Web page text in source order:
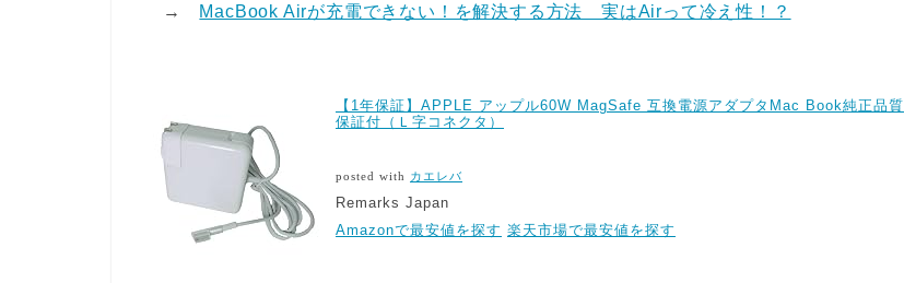
→ MacBook Airが充電できない！を解決する方法 実はAirって冷え性！？
【1年保証】APPLE アップル60W MagSafe 互換電源アダプタMac Book純正品質
保証付（Ｌ字コネクタ）
posted with カエレバ
Remarks Japan
Amazonで最安値を探す 楽天市場で最安値を探す